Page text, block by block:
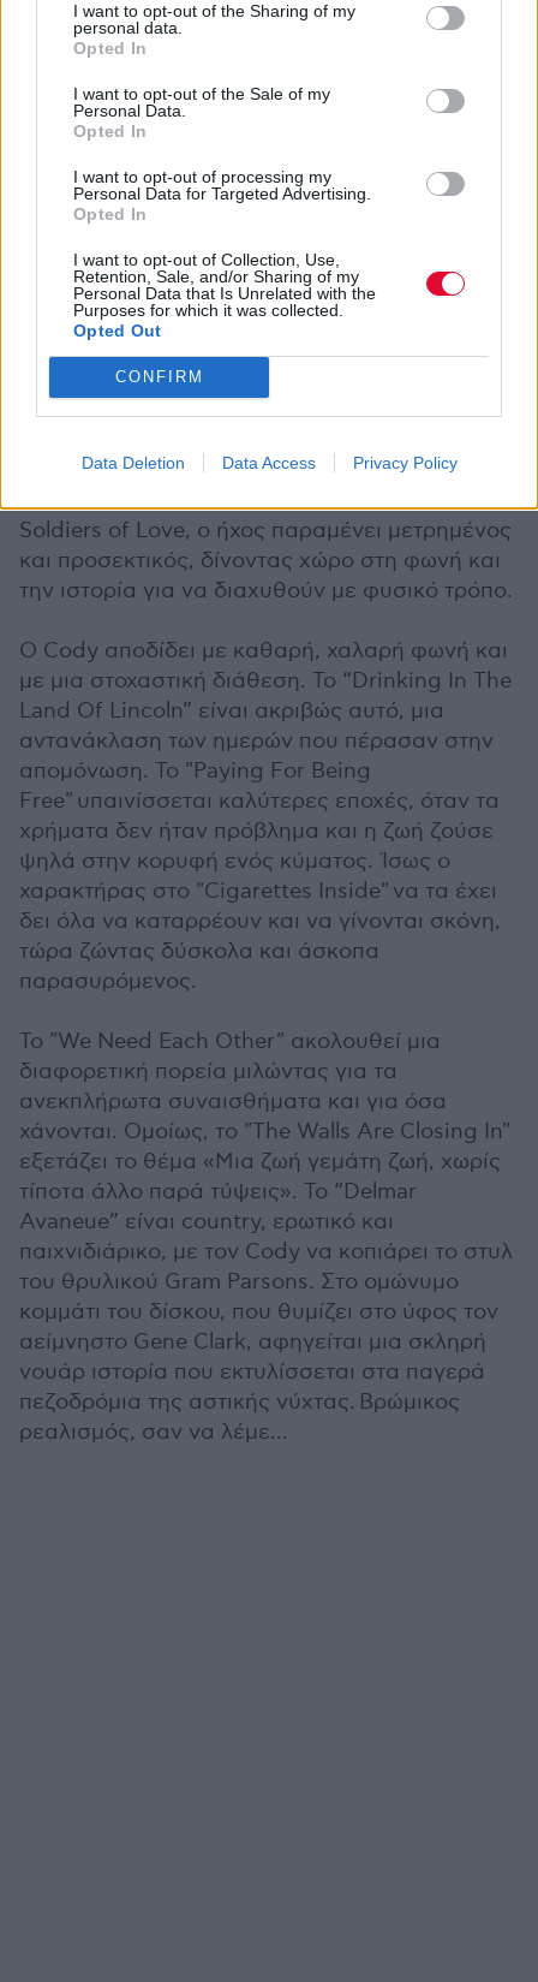
I want to opt-out of the Sharing of my
personal data.
Opted In
I want to opt-out of the Sale of my
Personal Data.
Opted In
I want to opt-out of processing my
Personal Data for Targeted Advertising.
Opted In
I want to opt-out of Collection, Use,
Retention, Sale, and/or Sharing of my
Personal Data that Is Unrelated with the
Purposes for which it was collected.
Opted Out
CONFIRM
Data Deletion Data Access Privacy Policy
Out For Blood, ο Cody στρέφεται πλήρως
στη γλώσσα της country τραγουδοποιίας. Τα
τραγούδια ξεδιπλώνονται σαν μικρές,
αυτοτελείς ιστορίες, αντλώντας έμπνευση από
ιδέες ελευθερίας και λύτρωσης. Μεγάλο μέρος
αυτής της οπτικής προέρχεται από τη
Ιλινόι. Επανενώνοντας τον εαυτό του με τον
Soldiers of Love, ο ήχος παραμένει μετρημένος
και προσεκτικός, δίνοντας χώρο στη φωνή και
την ιστορία για να διαχυθούν με φυσικό τρόπο.
Ο Cody αποδίδει με καθαρή, χαλαρή φωνή και
με μια στοχαστική διάθεση. Το “Drinking In The
Land Of Lincoln” είναι ακριβώς αυτό, μια
αντανάκλαση των ημερών που πέρασαν στην
απομόνωση. Το "Paying For Being
Free" υπαινίσσεται καλύτερες εποχές, όταν τα
χρήματα δεν ήταν πρόβλημα και η ζωή ζούσε
ψηλά στην κορυφή ενός κύματος. Ίσως ο
χαρακτήρας στο "Cigarettes Inside" να τα έχει
δει όλα να καταρρέουν και να γίνονται σκόνη,
τώρα ζώντας δύσκολα και άσκοπα
παρασυρόμενος.
Το "We Need Each Other" ακολουθεί μια
διαφορετική πορεία μιλώντας για τα
ανεκπλήρωτα συναισθήματα και για όσα
χάνονται. Ομοίως, το "The Walls Are Closing In"
εξετάζει το θέμα «Μια ζωή γεμάτη ζωή, χωρίς
τίποτα άλλο παρά τύψεις». Το “Delmar
Avaneue” είναι country, ερωτικό και
παιχνιδιάρικο, με τον Cody να κοπιάρει το στυλ
του θρυλικού Gram Parsons. Στo ομώνυμο
κομμάτι του δίσκου, που θυμίζει στο ύφος τον
αείμνηστο Gene Clark, αφηγείται μια σκληρή
νουάρ ιστορία που εκτυλίσσεται στα παγερά
πεζοδρόμια της αστικής νύχτας. Βρώμικος
ρεαλισμός, σαν να λέμε...